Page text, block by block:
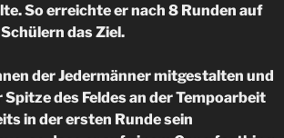
So erreichte er nach 8 Runden auf
das Ziel.
der Jedermänner mitgestalten und
des Feldes an der Tempoarbeit
in der ersten Runde sein